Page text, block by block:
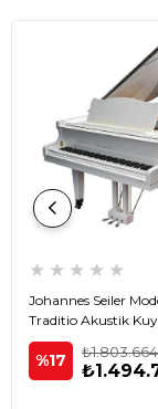
★ ★ ★ ★ ★
Johannes Seiler
Traditio Akustik
Piyano - Beyaz
%17